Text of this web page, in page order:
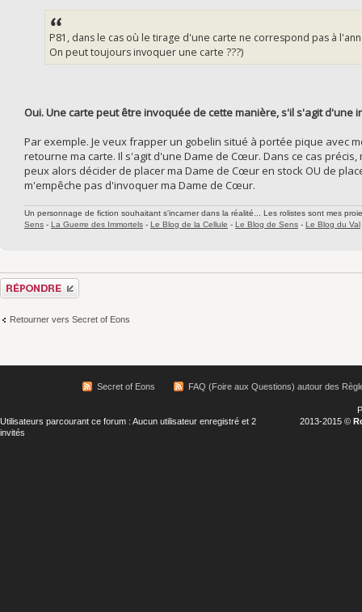
P81, dans le cas où le tirage d'une carte ne correspond pas à
On peut toujours invoquer une carte ???)
Oui. Une carte peut être invoquée de cette manière, s'il s'agit d'une
Par exemple. Je veux frapper un gobelin situé à portée pique avec
retourne ma carte. Il s'agit d'une Dame de Cœur. Dans ce cas
peux alors décider de placer ma Dame de Cœur en stock OU de
m'empêche pas d'invoquer ma Dame de Cœur.
Un personnage de fiction souhaitant s'incarner dans la réalité... Les rolistes sont mes
Sens - La Guerre des Immortels - Le Blog de la Cellule - Le Blog de Sens - Le Blog du Val
Répondre
Retourner vers Secret of Eons
Secret of Eons FAQ (Foire aux Questions) autour des
Utilisateurs parcourant ce forum : Aucun utilisateur enregistré et 2
invités
2013-2015 ©